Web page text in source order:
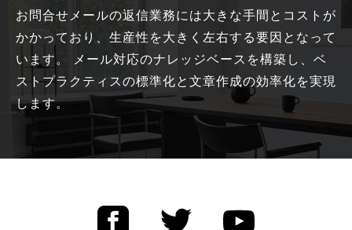
お問合せメールの返信業務には大きな手間とコストが
かかっており、生産性を大きく左右する要因となって
います。 メール対応のナレッジベースを構築し、ベ
ストプラクティスの標準化と文章作成の効率化を実現
します。